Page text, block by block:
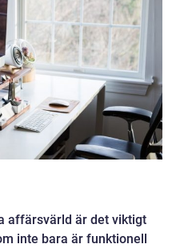
affärsvärld är det viktigt
inte bara är funktionell